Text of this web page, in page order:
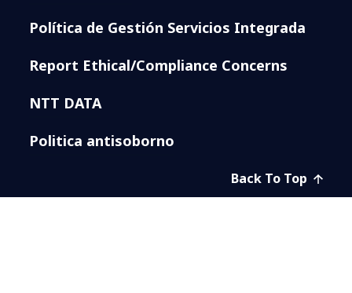
Política de Gestión Servicios Integrada
Report Ethical/Compliance Concerns
NTT DATA
Politica antisoborno
Back To Top